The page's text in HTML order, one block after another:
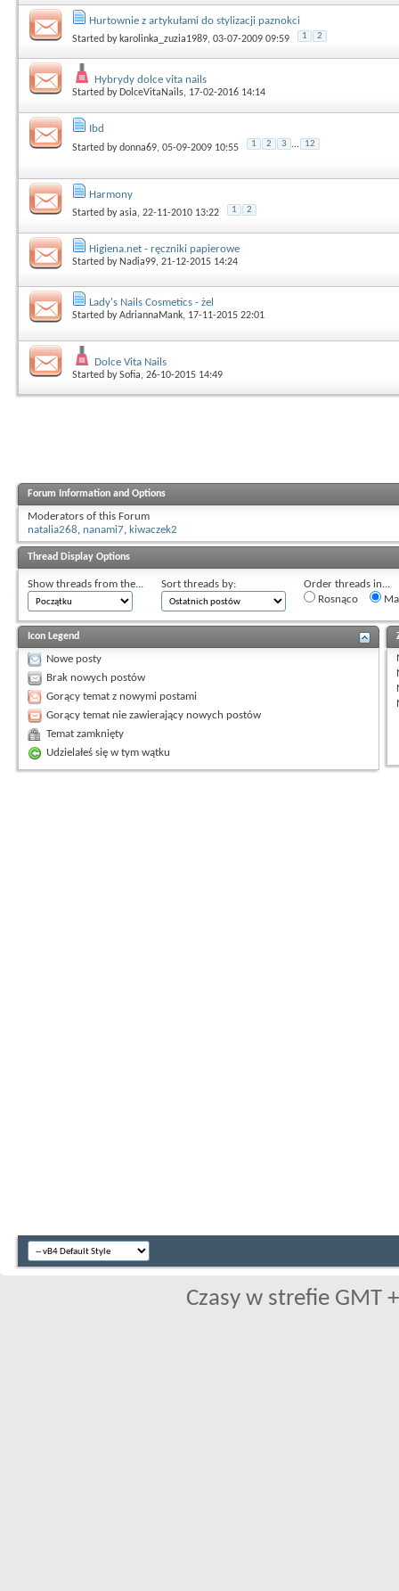
Hurtownie z artykułami do stylizacji paznokci
Started by karolinka_zuzia1989, 03-07-2009 09:59 1 2
Hybrydy dolce vita nails
Started byDolceVitaNails, 17-02-2016 14:14
Ibd
Started bydonna69, 05-09-2009 10:55 1 2 3 ... 12
Harmony
Started byasia, 22-11-2010 13:22 1 2
Higiena.net - ręczniki papierowe
Started by Nadia99, 21-12-2015 14:24
Lady's Nails Cosmetics - żel
Started byAdriannaMank, 17-11-2015 22:01
Dolce Vita Nails
Started bySofia, 26-10-2015 14:49
Forum Information and Options
Moderators of this Forum
natalia268, nanami7, kiwaczek2
Thread Display Options
Show threads from the... Sort threads by:
Order threads in...
Rosnąco
Icon Legend
Nowe posty
Brak nowych postów
Gorący temat z nowymi postami
Gorący temat nie zawierający nowych postów
Temat zamknięty
Udzielałeś się w tym wątku
Czasy w strefie GMT